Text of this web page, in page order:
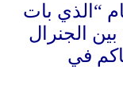
“ الذي بات
الجنرال
في